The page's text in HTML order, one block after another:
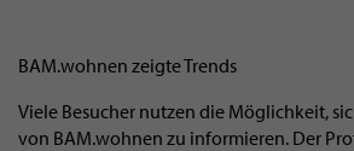
BAM.wohnen zeigte Trends
Viele Besucher nutzen die Möglichkeit,
von BAM.wohnen zu informieren. Der